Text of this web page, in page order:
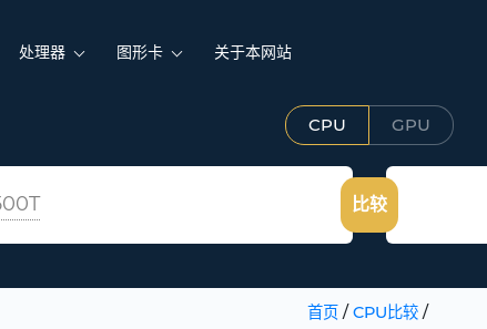
处理器 图形卡 关于本网站
CPU GPU
比较
首页/ CPU比较/